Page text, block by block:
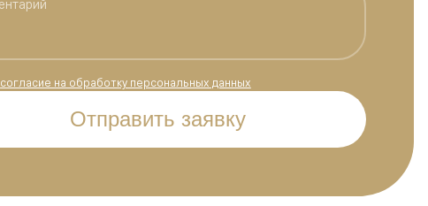
согласие на обработку персональных данных
Отправить заявку